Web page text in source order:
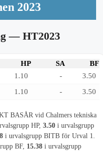
2023
— HT2023
HP SA
BF
1.10 -
3.50
1.10 - 3.50
BASÅR vid Chalmers tekniska
HP, 3.50 i urvalsgrupp
i urvalsgrupp BITB för Urval 1.
BF, 15.38 i urvalsgrupp